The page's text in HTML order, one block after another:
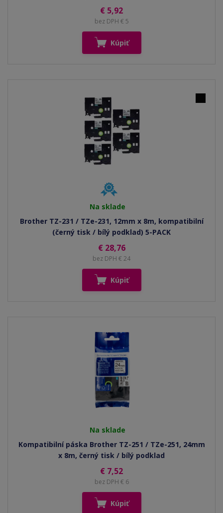
€ 5,92
bez DPH € 5
Kúpiť
Na sklade
Brother TZ-231 / TZe-231, 12mm x 8m, kompatibilní
(černý tisk / bílý podklad) 5-PACK
€ 28,76
bez DPH € 24
Kúpiť
Na sklade
Kompatibilní páska Brother TZ-251 / TZe-251, 24mm
x 8m, černý tisk / bílý podklad
€ 7,52
bez DPH € 6
Kúpiť